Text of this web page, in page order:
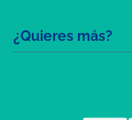
¿Quieres más?